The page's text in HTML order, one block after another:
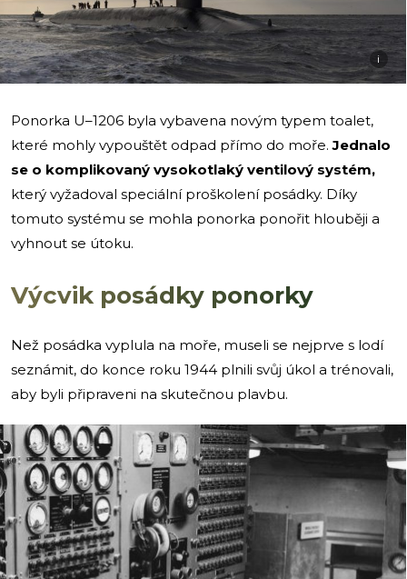
i
Ponorka U–1206 byla vybavena novým typem toalet,
které mohly vypouštět odpad přímo do moře.Jednalo
se o komplikovaný vysokotlaký ventilový systém,
který vyžadoval speciální proškolení posádky. Díky
tomuto systému se mohla ponorka ponořit hlouběji a
vyhnout se útoku.
Výcvik posádky ponorky
Než posádka vyplula na moře, museli se nejprve s lodí
seznámit, do konce roku 1944 plnili svůj úkol a trénovali,
aby byli připraveni na skutečnou plavbu.